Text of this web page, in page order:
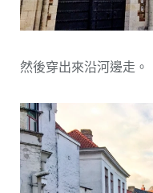
然後穿出來沿河邊走。